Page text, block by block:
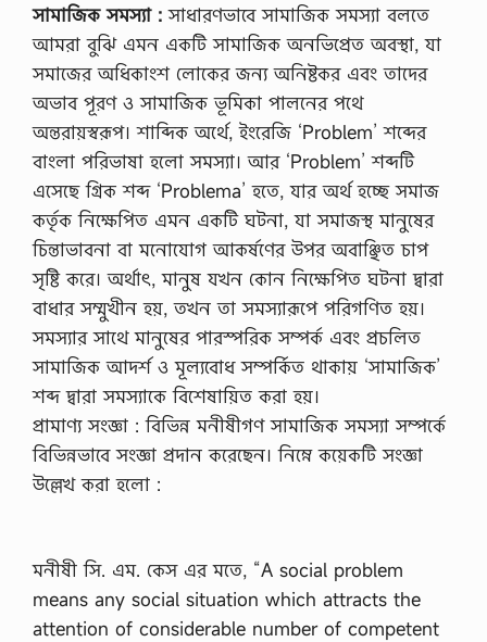
সামাজিক সমস্যা : সাধারণভাবে সামাজিক সমস্যা বলতে
আমরা বুঝি এমন একটি সামাজিক অনভিপ্রেত অবস্থা, যা
সমাজের অধিকাংশ লোকের জন্য অনিষ্টকর এবং তাদের
অভাব পূরণ ও সামাজিক ভূমিকা পালনের পথে
অন্তরায়স্বরূপ। শাব্দিক অর্থে, ইংরেজি ‘Problem’ শব্দের
বাংলা পরিভাষা হলো সমস্যা। আর ‘Problem’ শব্দটি
এসেছে গ্রিক শব্দ ‘Problema’ হতে, যার অর্থ হচ্ছে সমাজ
কর্তৃক নিক্ষেপিত এমন একটি ঘটনা, যা সমাজস্থ মানুষের
চিন্তাভাবনা বা মনোযোগ আকর্ষণের উপর অবাঞ্ছিত চাপ
সৃষ্টি করে। অর্থাৎ, মানুষ যখন কোন নিক্ষেপিত ঘটনা দ্বারা
বাধার সম্মুখীন হয়, তখন তা সমস্যারূপে পরিগণিত হয়।
সমস্যার সাথে মানুষের পারস্পরিক সম্পর্ক এবং প্রচলিত
সামাজিক আদর্শ ও মূল্যবোধ সম্পর্কিত থাকায় ‘সামাজিক’
শব্দ দ্বারা সমস্যাকে বিশেষায়িত করা হয়।
প্রামাণ্য সংজ্ঞা : বিভিন্ন মনীষীগণ সামাজিক সমস্যা সম্পর্কে
বিভিন্নভাবে সংজ্ঞা প্রদান করেছেন। নিম্নে কয়েকটি সংজ্ঞা
উল্লেখ করা হলো :
মনীষী সি. এম. কেস এর মতে, “A social problem
means any social situation which attracts the
attention of considerable number of competent